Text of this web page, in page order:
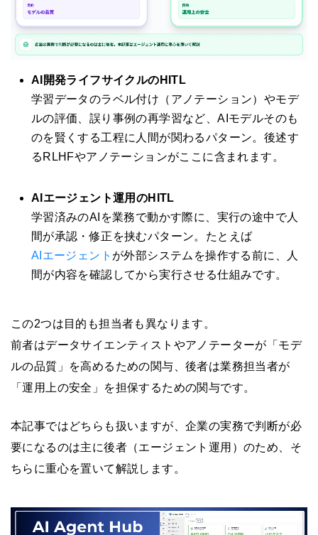
AI開発ライフサイクルのHITL
学習データのラベル付け（アノテーション）やモデ
ルの評価、誤り事例の再学習など、AIモデルそのも
のを賢くする工程に人間が関わるパターン。後述す
るRLHFやアノテーションがここに含まれます。
AIエージェント運用のHITL
学習済みのAIを業務で動かす際に、実行の途中で人
間が承認・修正を挟むパターン。たとえば
AIエージェント が外部システムを操作する前に、人
間が内容を確認してから実行させる仕組みです。
この2つは目的も担当者も異なります。
前者はデータサイエンティストやアノテーターが「モデ
ルの品質」を高めるための関与、後者は業務担当者が
「運用上の安全」を担保するための関与です。
本記事ではどちらも扱いますが、企業の実務で判断が必
要になるのは主に後者（エージェント運用）のため、そ
ちらに重心を置いて解説します。